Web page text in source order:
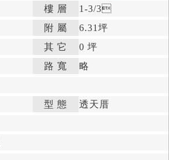
樓 層 1-3/3
附 屬 6.31坪
其 它
0 坪
路 寬
略
型 態 透天厝